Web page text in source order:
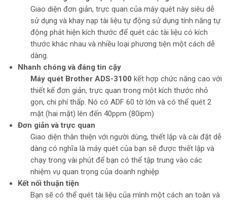
Giao diện đơn giản, trực quan của máy quét này siêu dễ
sử dụng và khay nạp tài liệu tự động sử dụng tính năng tự
động phát hiện kích thước để quét các tài liệu có kích
thước khác nhau và nhiều loại phương tiện một cách dễ
dàng.
Nhanh chóng và đáng tin cậy
Máy quét Brother ADS-3100 kết hợp chức năng cao với
thiết kế đơn giản, trực quan trong một kích thước nhỏ
gọn, chi phí thấp. Nó có ADF 60 tờ lớn và có thể quét 2
mặt (hai mặt) lên đến 40ppm (80ipm)
Đơn giản và trực quan
Giao diện thân thiện với người dùng, thiết lập và cài đặt dễ
dàng có nghĩa là máy quét của bạn sẽ được thiết lập và
chạy trong vài phút để bạn có thể tập trung vào các
nhiệm vụ quan trọng của doanh nghiệp
Kết nối thuận tiện
Bạn sẽ có thể quét tài liệu của mình một cách an toàn và